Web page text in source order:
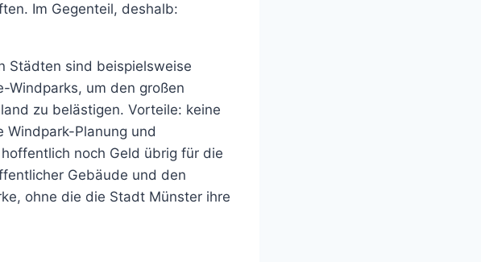
Im Gegenteil, deshalb:
Städten sind beispielsweise
Windparks, um den großen
zu belästigen. Vorteile: keine
Windpark-Planung und
noch Geld übrig für die
Gebäude und den
ohne die die Stadt Münster ihre